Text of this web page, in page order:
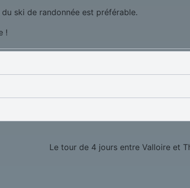
ski de randonnée est préférable.
!
Le tour de 4 jours entre Valloire et